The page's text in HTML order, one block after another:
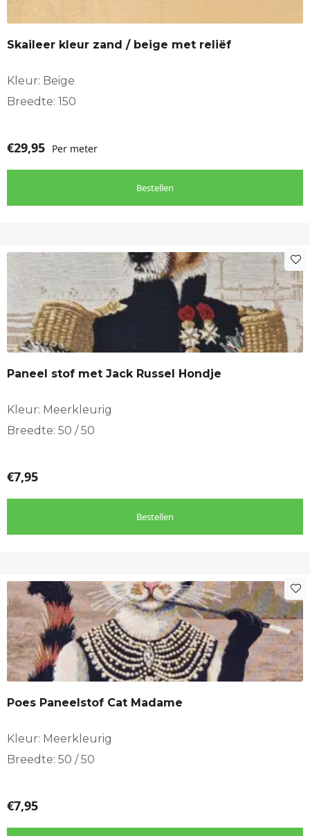
Skaileer kleur zand / beige met reliëf
Kleur: Beige
Breedte: 150
€29,95 Per meter
Bestellen
Paneel stof met Jack Russel Hondje
Kleur: Meerkleurig
Breedte: 50 / 50
€7,95
Bestellen
Poes Paneelstof Cat Madame
Kleur: Meerkleurig
Breedte: 50 / 50
€7,95